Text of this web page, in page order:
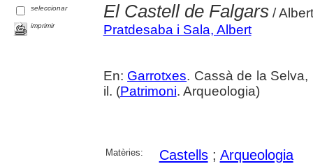
seleccionar
imprimir
El Castell de Falgars/
Pratdesaba i Sala, Albert
En: Garrotxes. Cassà de la Selva,
il. (Patrimoni. Arqueologia)
Matèries: Castells; Arqueologia